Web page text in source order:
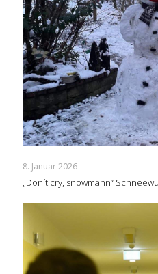
8. Januar 2026
„Don´t cry, snowmann“